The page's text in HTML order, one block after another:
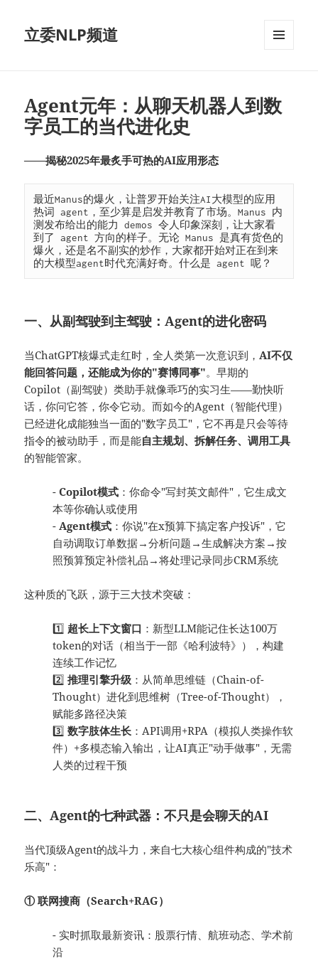
立委NLP频道
Agent元年：从聊天机器人到数
字员工的当代进化史
——揭秘2025年最炙手可热的AI应用形态
最近Manus的爆火，让普罗开始关注AI大模型的应用
热词 agent，至少算是启发并教育了市场。Manus 内
测发布给出的能力 demos 令人印象深刻，让大家看
到了 agent 方向的样子。无论 Manus 是真有货色的
爆火，还是名不副实的炒作，大家都开始对正在到来
的大模型agent时代充满好奇。什么是 agent 呢？
一、从副驾驶到主驾驶：Agent的进化密码
当ChatGPT核爆式走红时，全人类第一次意识到，AI不仅
能回答问题，还能成为你的"赛博同事"。早期的
Copilot（副驾驶）类助手就像乖巧的实习生——勤快听
话，你问它答，你令它动。而如今的Agent（智能代理）
已经进化成能独当一面的"数字员工"，它不再是只会等待
指令的被动助手，而是能自主规划、拆解任务、调用工具
的智能管家。
-Copilot模式 ：你命令"写封英文邮件"，它生成文
本等你确认或使用
-Agent模式 ：你说"在x预算下搞定客户投诉"，它
自动调取订单数据→分析问题→生成解决方案→按
照预算预定补偿礼品→将处理记录同步CRM系统
这种质的飞跃，源于三大技术突破：
1️⃣ 超长上下文窗口 ：新型LLM能记住长达100万
token的对话（相当于一部《哈利波特》），构建
连续工作记忆
2️⃣推理引擎升级 ：从简单思维链（Chain-of-
Thought）进化到思维树（Tree-of-Thought），
赋能多路径决策
3️⃣数字肢体生长 ：API调用+RPA（模拟人类操作软
件）+多模态输入输出，让AI真正"动手做事"，无需
人类的过程干预
二、Agent的七种武器：不只是会聊天的AI
当代顶级Agent的战斗力，来自七大核心组件构成的"技术
乐高"：
① 联网搜商（Search+RAG）
- 实时抓取最新资讯：股票行情、航班动态、学术前
沿